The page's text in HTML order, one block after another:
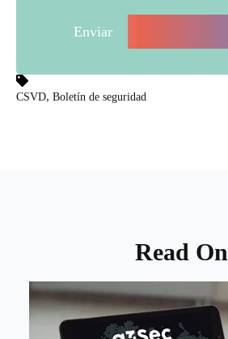
CSVD, Boletín de seguridad
Read On